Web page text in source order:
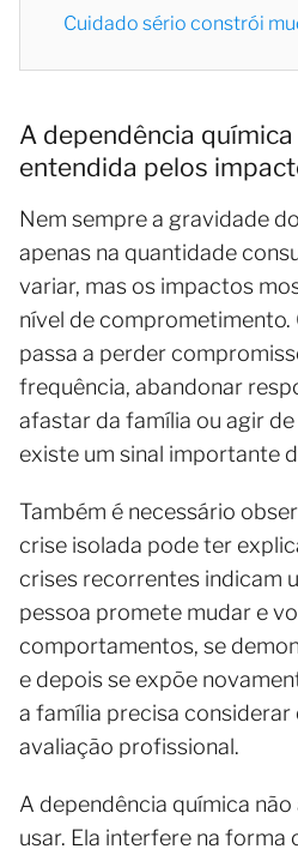
Cuidado sério constrói
A dependência
entendida pelos
Nem sempre a gravidade
apenas na quantidade
variar, mas os impactos
nível de comprometimento.
passa a perder
frequência, abandonar
afastar da família ou agir
existe um sinal importante
Também é necessário
crise isolada pode ter
crises recorrentes indicam
pessoa promete mudar e
comportamentos, se
e depois se expõe
a família precisa
avaliação profissional.
A dependência química
usar. Ela interfere na forma